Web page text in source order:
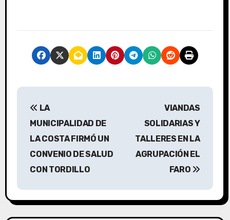
N
a
LA
MUNICIPALIDAD DE
LA COSTA FIRMÓ UN
CONVENIO DE SALUD
CON TORDILLO
VIANDAS
SOLIDARIAS Y
TALLERES EN LA
AGRUPACIÓN EL
FARO